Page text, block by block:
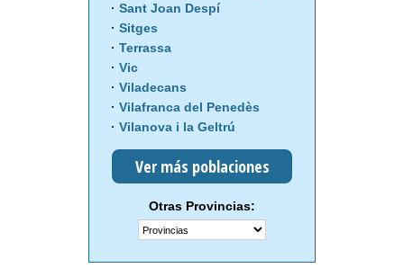
Sant Joan Despí
Sitges
Terrassa
Vic
Viladecans
Vilafranca del Penedès
Vilanova i la Geltrú
Ver más poblaciones
Otras Provincias: